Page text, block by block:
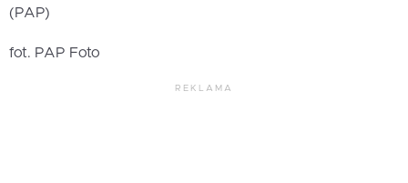
(PAP)
fot. PAP Foto
REKLAMA